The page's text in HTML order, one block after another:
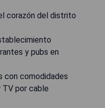
corazón del distrito
y pubs en
con comodidades
TV por cable